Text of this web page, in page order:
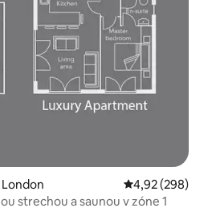
Priemerné
4,92 (298)
strechou a saunou v zóne 1